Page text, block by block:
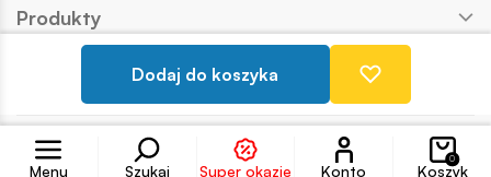
Menu Szukaj Super okazje
Konto
Konto
0
Koszyk
Dodaj do koszyka
Produkty
Kontakt
Copyright © COBI SA Realizacja: Ideo